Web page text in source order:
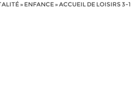
» ENFANCE»ACCUEIL DE LOISIRS 3-